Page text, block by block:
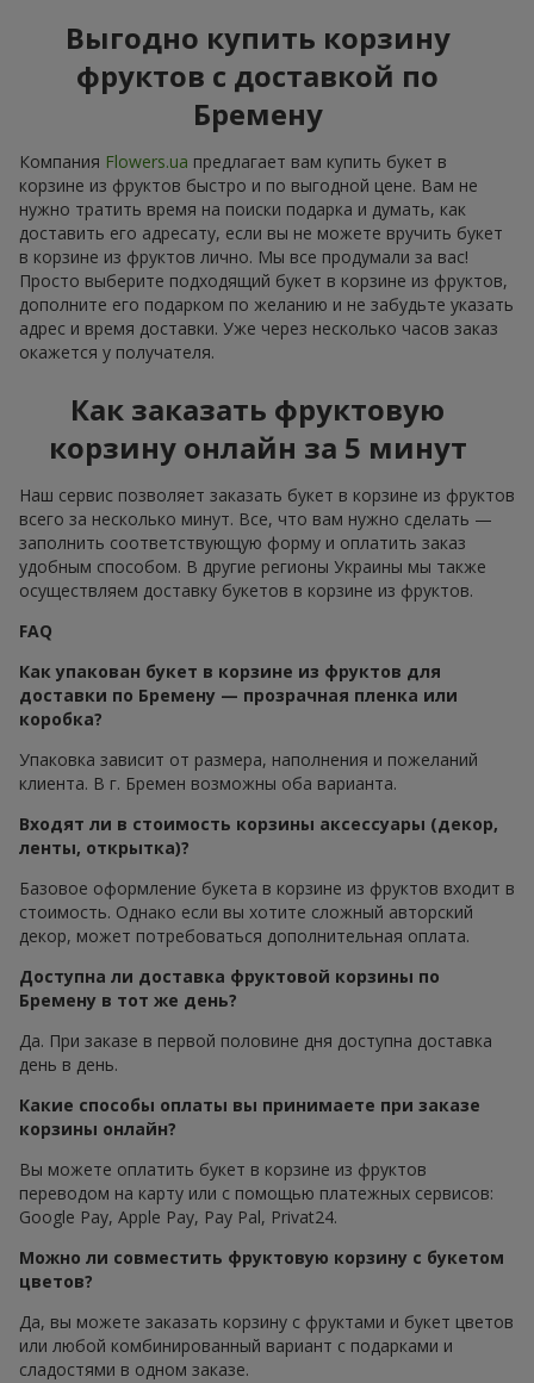
Выгодно купить корзину
фруктов с доставкой по
Бремену
Компания Flowers.ua предлагает вам купить букет в
корзине из фруктов быстро и по выгодной цене. Вам не
нужно тратить время на поиски подарка и думать, как
доставить его адресату, если вы не можете вручить букет
в корзине из фруктов лично. Мы все продумали за вас!
Просто выберите подходящий букет в корзине из фруктов,
дополните его подарком по желанию и не забудьте указать
адрес и время доставки. Уже через несколько часов заказ
окажется у получателя.
Как заказать фруктовую
корзину онлайн за 5 минут
Наш сервис позволяет заказать букет в корзине из фруктов
всего за несколько минут. Все, что вам нужно сделать —
заполнить соответствующую форму и оплатить заказ
удобным способом. В другие регионы Украины мы также
осуществляем доставку букетов в корзине из фруктов.
FAQ
Как упакован букет в корзине из фруктов для
доставки по Бремену — прозрачная пленка или
коробка?
Упаковка зависит от размера, наполнения и пожеланий
клиента. В г. Бремен возможны оба варианта.
Входят ли в стоимость корзины аксессуары (декор,
ленты, открытка)?
Базовое оформление букета в корзине из фруктов входит в
стоимость. Однако если вы хотите сложный авторский
декор, может потребоваться дополнительная оплата.
Доступна ли доставка фруктовой корзины по
Бремену в тот же день?
Да. При заказе в первой половине дня доступна доставка
день в день.
Какие способы оплаты вы принимаете при заказе
корзины онлайн?
Вы можете оплатить букет в корзине из фруктов
переводом на карту или с помощью платежных сервисов:
Google Pay, Apple Pay, Pay Pal, Privat24.
Можно ли совместить фруктовую корзину с букетом
цветов?
Да, вы можете заказать корзину с фруктами и букет цветов
или любой комбинированный вариант с подарками и
сладостями в одном заказе.